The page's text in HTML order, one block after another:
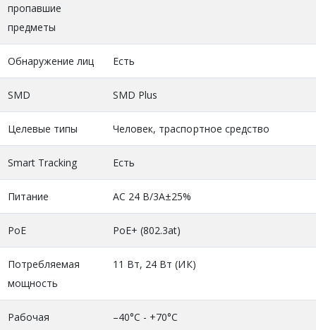
пропавшие
предметы
Обнаружение лиц Есть
SMD SMD Plus
Целевые типы Человек, траспортное средство
Smart Tracking Есть
Питание AC 24 В/3А±25%
PoE PoE+ (802.3at)
Потребляемая
мощность
11 Вт, 24 Вт (ИК)
Рабочая
–40°C - +70°C